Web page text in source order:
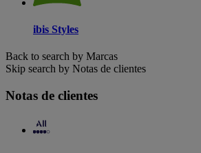
ibis Styles
Back to search by Marcas
Skip search by Notas de clientes
Notas de clientes